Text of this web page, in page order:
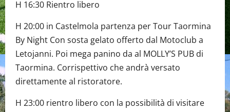
H 16:30 Rientro libero
H 20:00 in Castelmola partenza per Tour Taormina
By Night Con sosta gelato offerto dal Motoclub a
Letojanni. Poi mega panino da al MOLLY’S PUB di
Taormina. Corrispettivo che andrà versato
direttamente al ristoratore.
H 23:00 rientro libero con la possibilità di visitare